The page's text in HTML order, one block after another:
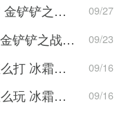
金铲铲之战国庆活动详情介绍 金铲铲之战国庆活动玩法攻略 09/27
金铲铲之战9月23日更新内容 金铲铲之战新版本属性调整 09/23
金铲铲之战冰霜魔女第三关怎么打 冰霜魔女第三关打法攻略 09/16
金铲铲之战冰霜魔女第二关怎么玩 冰霜魔女第二关玩法思路 09/16